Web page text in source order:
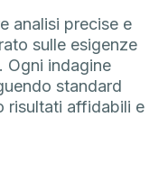
analisi precise e
sulle esigenze
Ogni indagine
standard
risultati affidabili e